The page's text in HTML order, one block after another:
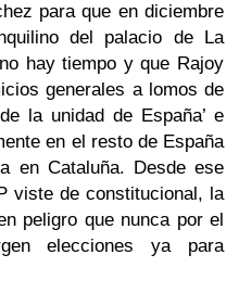
para que en diciembre
del palacio de La
hay tiempo y que Rajoy
generales a lomos de
la unidad de España’ e
en el resto de España
en Cataluña. Desde ese
viste de constitucional, la
peligro que nunca por el
elecciones ya para